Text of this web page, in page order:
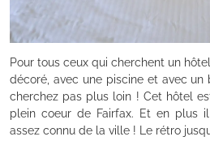
Pour tous ceux qui cherchent un
décoré, avec une piscine et avec
cherchez pas plus loin ! Cet hôtel
plein coeur de Fairfax. Et en plus
assez connu de la ville ! Le rétro